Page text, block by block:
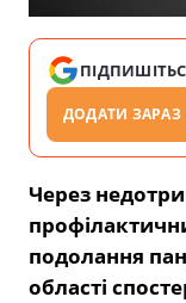
ДОДАТИ ЗАРАЗ
Через
подолання
області